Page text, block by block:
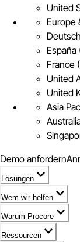
United
Europe
España
France
United
United
Asia
Demo anfordern
Lösungen
Wem wir helfen
Warum Procore
Ressourcen